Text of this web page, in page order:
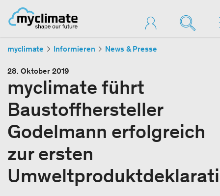
myclimate Informieren News & Presse
28. Oktober 2019
myclimate führt
Baustoffhersteller
Godelmann erfolgreich
zur ersten